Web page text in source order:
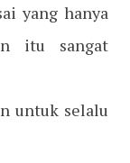
yang hanya
itu sangat
untuk selalu